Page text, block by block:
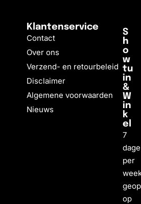
Klantenservice
Contact
Over ons
Verzend- en retourbeleid
Disclaimer
Algemene voorwaarden
Nieuws
S
h
o
w
tu
in
&
W
in
k
el
7
per
op